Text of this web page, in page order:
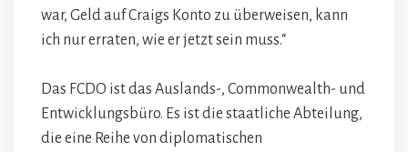
war, Geld auf Craigs Konto zu überweisen, kann
ich nur erraten, wie er jetzt sein muss.“
Das FCDO ist das Auslands-, Commonwealth- und
Entwicklungsbüro. Es ist die staatliche Abteilung,
die eine Reihe von diplomatischen